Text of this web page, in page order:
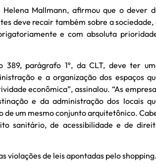
Mallmann, afirmou que o dever
deve recair também sobre a sociedade,
e com absoluta
389, parágrafo 1º, da CLT, deve ter
e a organização dos espaços
econômica”, assinalou. “As
e da administração dos locais
de um mesmo conjunto arquitetônico.
sanitário, de acessibilidade e de
violações de leis apontadas pelo shopping.